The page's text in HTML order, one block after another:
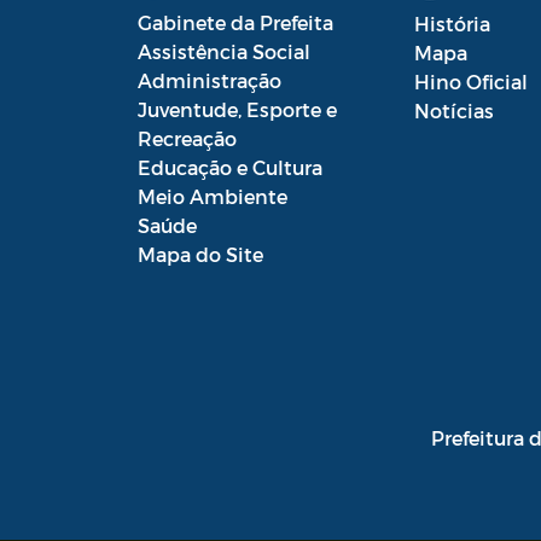
Conselho Municipal de Saúde
Conselho Municipal de Turismo
Conselho Municipal do
Desenvolvimento Sustentável Rural e
Gabinete da Prefeita
Assistência Social
Administração
Juventude, Esporte e
Recreação
Educação e Cultura
Meio Ambiente
Saúde
Mapa do Site
História
Mapa
Hino Oficial
Notícias
Prefeitura